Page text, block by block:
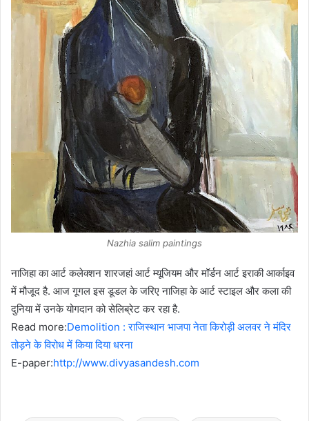
Nazhia salim paintings
नाजिहा का आर्ट कलेक्शन शारजहां आर्ट म्यूजियम और मॉर्डन आर्ट इराकी आर्काइव
में मौजूद है. आज गूगल इस डूडल के जरिए नाजिहा के आर्ट स्टाइल और कला की
दुनिया में उनके योगदान को सेलिब्रेट कर रहा है.
Read more:Demolition : राजिस्थान भाजपा नेता किरोड़ी अलवर ने मंदिर
तोड़ने के विरोध में किया दिया धरना
E-paper:http://www.divyasandesh.com